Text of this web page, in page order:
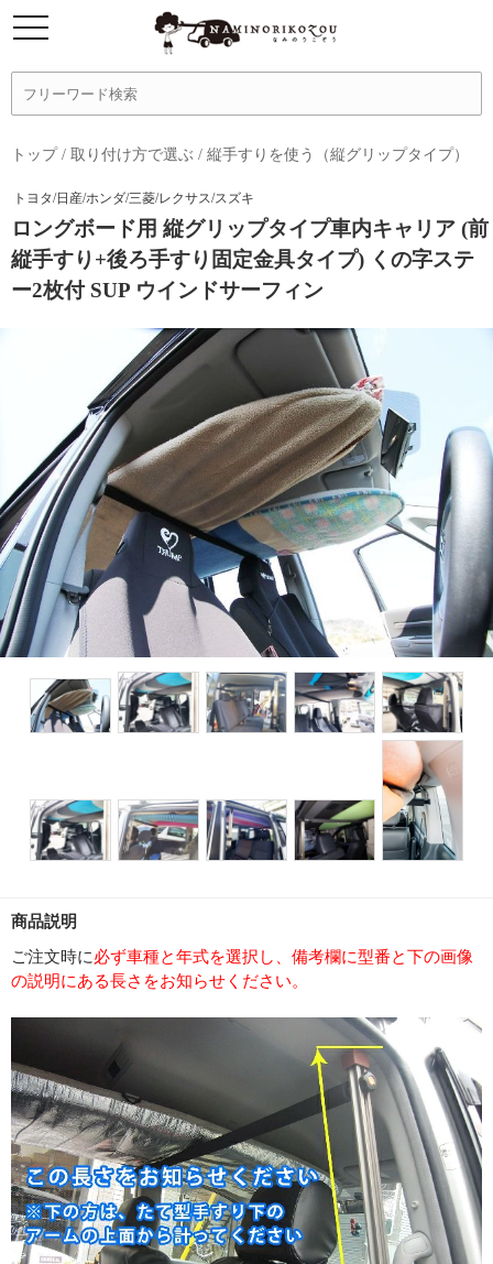
トップ/ 取り付け方で選ぶ / 縦手すりを使う（縦グリップタイプ）
トヨタ/日産/ホンダ/三菱/レクサス/スズキ
ロングボード用 縦グリップタイプ車内キャリア (前
縦手すり+後ろ手すり固定金具タイプ) くの字ステ
ー2枚付 SUP ウインドサーフィン
商品説明
ご注文時に必ず車種と年式を選択し、備考欄に型番と下の画像
の説明にある長さをお知らせください。